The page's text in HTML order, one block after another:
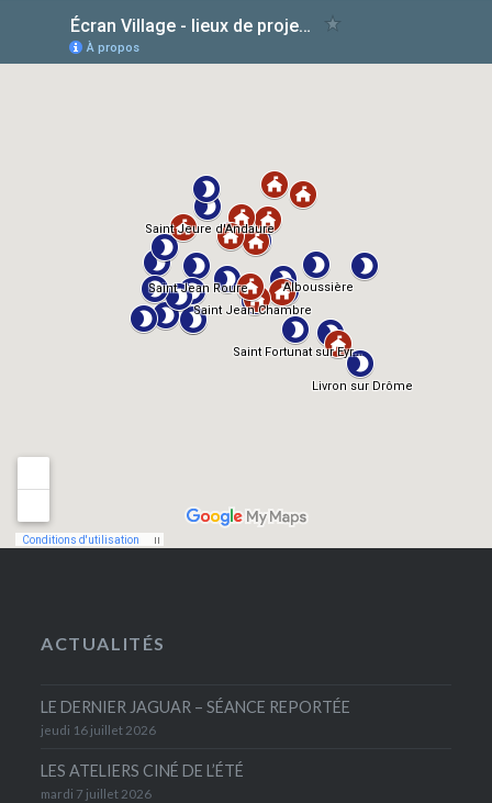
ACTUALITÉS
LE DERNIER JAGUAR – SÉANCE REPORTÉE
jeudi 16 juillet 2026
LES ATELIERS CINÉ DE L’ÉTÉ
mardi 7 juillet 2026